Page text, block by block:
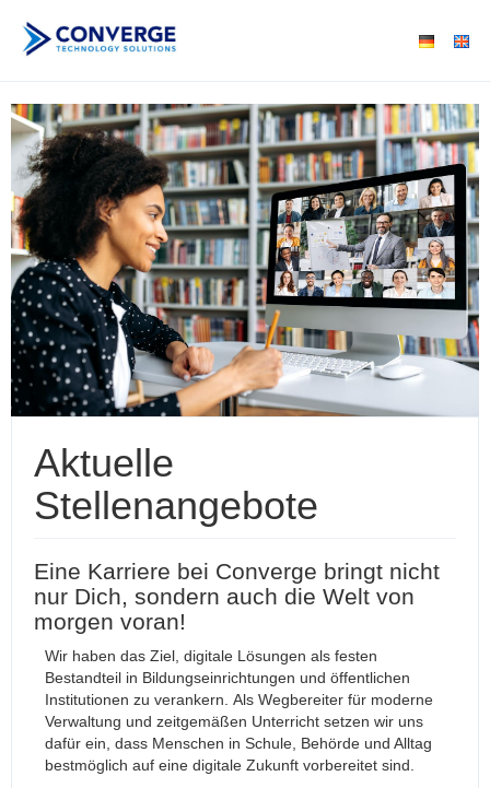
Aktuelle
Stellenangebote
Eine Karriere bei Converge bringt nicht
nur Dich, sondern auch die Welt von
morgen voran!
Wir haben das Ziel, digitale Lösungen als festen
Bestandteil in Bildungseinrichtungen und öffentlichen
Institutionen zu verankern. Als Wegbereiter für moderne
Verwaltung und zeitgemäßen Unterricht setzen wir uns
dafür ein, dass Menschen in Schule, Behörde und Alltag
bestmöglich auf eine digitale Zukunft vorbereitet sind.